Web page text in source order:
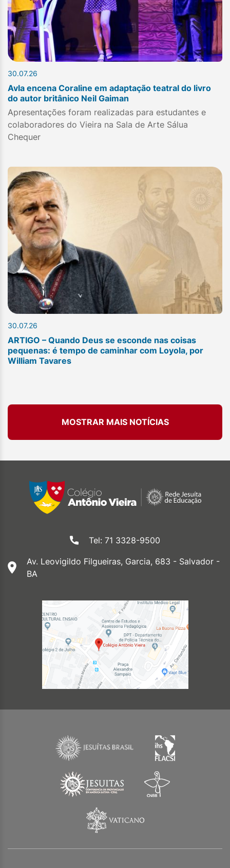
30.07.26
Avla encena Coraline em adaptação teatral do livro
do autor britânico Neil Gaiman
Apresentações foram realizadas para estudantes e
colaboradores do Vieira na Sala de Arte Sálua
Chequer
30.07.26
ARTIGO – Quando Deus se esconde nas coisas
pequenas: é tempo de caminhar com Loyola, por
William Tavares
MOSTRAR MAIS NOTÍCIAS
Tel: 71 3328-9500
Av. Leovigildo Filgueiras, Garcia, 683 - Salvador -
BA